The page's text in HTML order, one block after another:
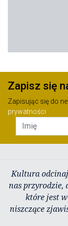
Zapisz się
Zapisując się do
prywatności
Kultura
nas przyrodzie,
które jest
niszczące